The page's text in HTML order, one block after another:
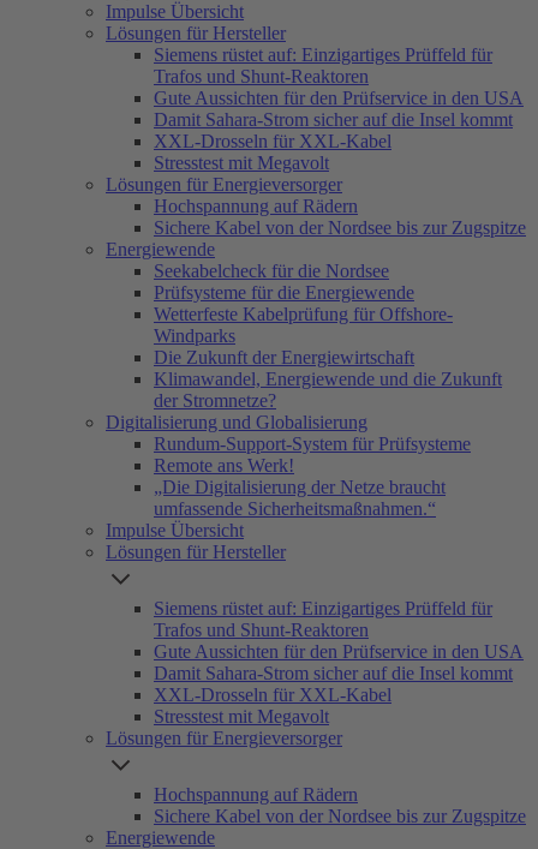
Impulse Übersicht
Lösungen für Hersteller
Siemens rüstet auf: Einzigartiges Prüffeld für
Trafos und Shunt-Reaktoren
Gute Aussichten für den Prüfservice in den USA
Damit Sahara-Strom sicher auf die Insel kommt
XXL-Drosseln für XXL-Kabel
Stresstest mit Megavolt
Lösungen für Energieversorger
Hochspannung auf Rädern
Sichere Kabel von der Nordsee bis zur Zugspitze
Energiewende
Seekabelcheck für die Nordsee
Prüfsysteme für die Energiewende
Wetterfeste Kabelprüfung für Offshore-
Windparks
Die Zukunft der Energiewirtschaft
Klimawandel, Energiewende und die Zukunft
der Stromnetze?
Digitalisierung und Globalisierung
Rundum-Support-System für Prüfsysteme
Remote ans Werk!
„Die Digitalisierung der Netze braucht
umfassende Sicherheitsmaßnahmen.“
Impulse Übersicht
Lösungen für Hersteller
Siemens rüstet auf: Einzigartiges Prüffeld für
Trafos und Shunt-Reaktoren
Gute Aussichten für den Prüfservice in den USA
Damit Sahara-Strom sicher auf die Insel kommt
XXL-Drosseln für XXL-Kabel
Stresstest mit Megavolt
Lösungen für Energieversorger
Hochspannung auf Rädern
Sichere Kabel von der Nordsee bis zur Zugspitze
Energiewende